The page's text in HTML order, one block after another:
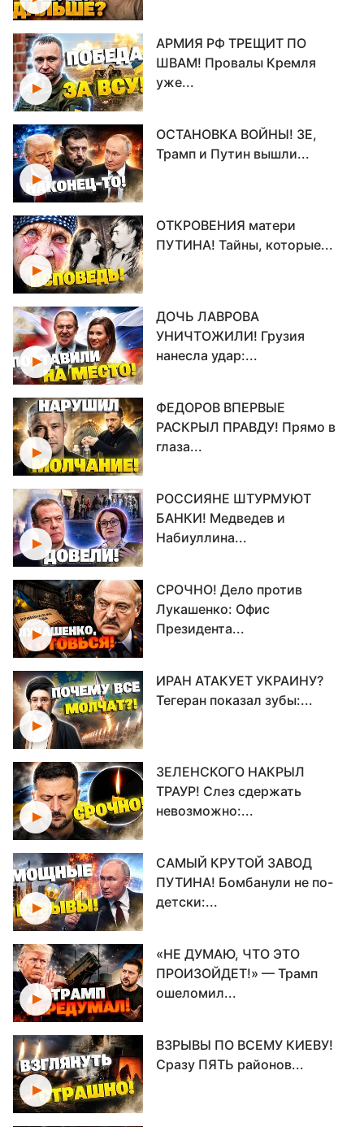
АРМИЯ РФ ТРЕЩИТ ПО
ШВАМ! Провалы Кремля
уже...
ОСТАНОВКА ВОЙНЫ! ЗЕ,
Трамп и Путин вышли...
ОТКРОВЕНИЯ матери
ПУТИНА! Тайны, которые...
ДОЧЬ ЛАВРОВА
УНИЧТОЖИЛИ! Грузия
нанесла удар:...
ФЕДОРОВ ВПЕРВЫЕ
РАСКРЫЛ ПРАВДУ! Прямо в
глаза...
РОССИЯНЕ ШТУРМУЮТ
БАНКИ! Медведев и
Набиуллина...
СРОЧНО! Дело против
Лукашенко: Офис
Президента...
ИРАН АТАКУЕТ УКРАИНУ?
Тегеран показал зубы:...
ЗЕЛЕНСКОГО НАКРЫЛ
ТРАУР! Слез сдержать
невозможно:...
САМЫЙ КРУТОЙ ЗАВОД
ПУТИНА! Бомбанули не по-
детски:...
«НЕ ДУМАЮ, ЧТО ЭТО
ПРОИЗОЙДЕТ!» — Трамп
ошеломил...
ВЗРЫВЫ ПО ВСЕМУ КИЕВУ!
Сразу ПЯТЬ районов...